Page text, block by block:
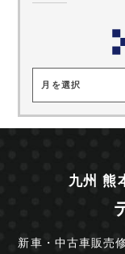
月を選択
九州 熊
新車・中古車販売